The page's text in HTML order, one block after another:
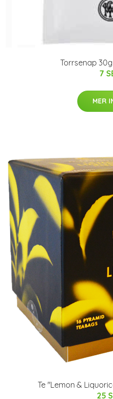
Torrsenap
7
MER
Te "Lemon &
25